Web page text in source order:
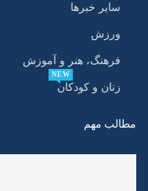
سایر خبرها
ورزش
فرهنگ، هنر و آموزش
زنان و کودکان
NEW
مطالب مهم